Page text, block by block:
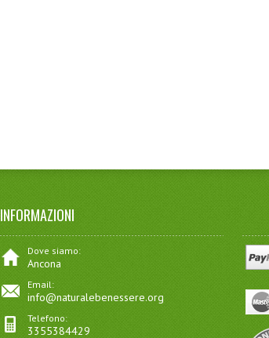
INFORMAZIONI
Dove siamo:
Ancona
Email:
info@naturalebenessere.org
Telefono:
3355384429